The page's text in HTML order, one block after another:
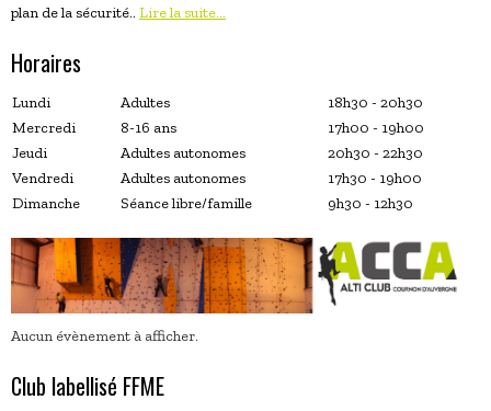
plan de la sécurité.. Lire la suite...
Horaires
Lundi Adultes
18h30 - 20h30
Mercredi
8-16 ans
17h00 - 19h00
Jeudi
Adultes autonomes
20h30 - 22h30
Vendredi
Adultes autonomes
17h30 - 19h00
Dimanche
Séance libre/famille 9h30 - 12h30
Aucun évènement à afficher.
Club labellisé FFME